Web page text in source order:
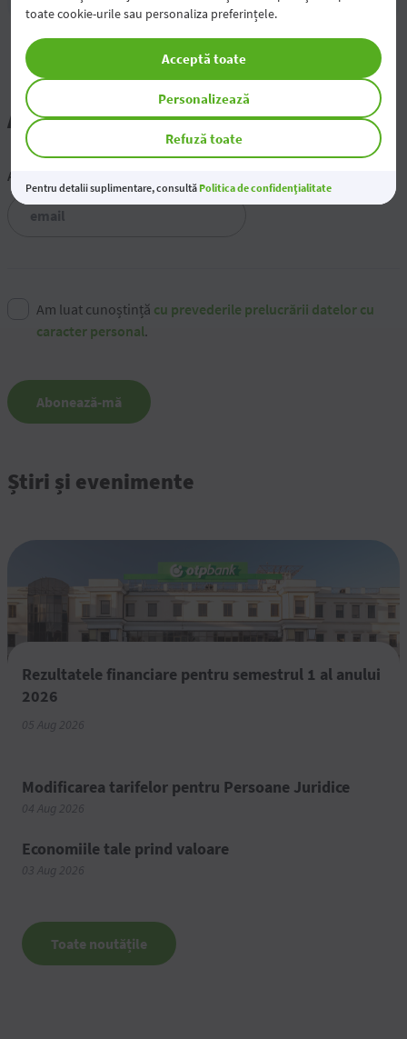
Abonează-te la știri
Adresa de email
Am luat cunoștință cu prevederile prelucrării datelor cu
caracter personal.
Abonează-mă
Știri și evenimente
Rezultatele financiare pentru semestrul 1 al anului
2026
05 Aug 2026
Modificarea tarifelor pentru Persoane Juridice
04 Aug 2026
Economiile tale prind valoare
03 Aug 2026
Toate noutățile
toate cookie-urile sau personaliza preferințele.
Refuză toate
Personalizează
Acceptă toate
Pentru detalii suplimentare, consultă Politica de confidențialitate